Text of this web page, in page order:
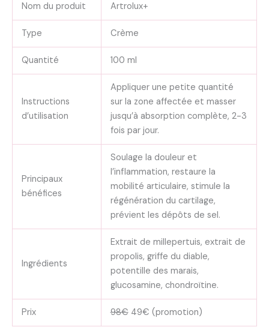
Nom du produit Artrolux+
Type Crème
Quantité 100 ml
Instructions
d’utilisation
Appliquer une petite quantité
sur la zone affectée et masser
jusqu’à absorption complète, 2-3
fois par jour.
Principaux
bénéfices
Soulage la douleur et
l’inflammation, restaure la
mobilité articulaire, stimule la
régénération du cartilage,
prévient les dépôts de sel.
Ingrédients
Extrait de millepertuis, extrait de
propolis, griffe du diable,
potentille des marais,
glucosamine, chondroïtine.
Prix 98€49€ (promotion)